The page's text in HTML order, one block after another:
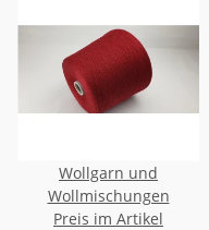
Wollgarn und
Wollmischungen
Preis im Artikel